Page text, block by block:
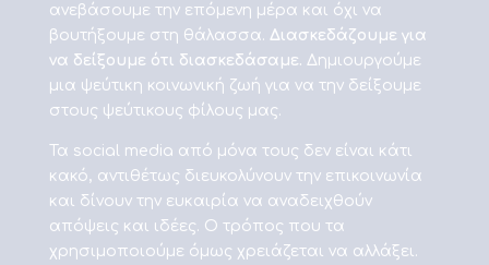
ανεβάσουμε την επόμενη μέρα και όχι να
βουτήξουμε στη θάλασσα. Διασκεδάζουμε για
να δείξουμε ότι διασκεδάσαμε. Δημιουργούμε
μια ψεύτικη κοινωνική ζωή για να την δείξουμε
στους ψεύτικους φίλους μας.
Τα social media από μόνα τους δεν είναι κάτι
κακό, αντιθέτως διευκολύνουν την επικοινωνία
και δίνουν την ευκαιρία να αναδειχθούν
απόψεις και ιδέες. Ο τρόπος που τα
χρησιμοποιούμε όμως χρειάζεται να αλλάξει.